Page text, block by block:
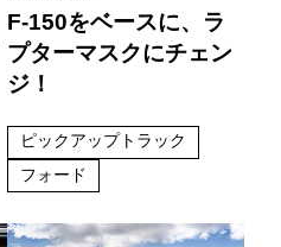
F-150をベースに、ラ
プターマスクにチェン
ジ！
ピックアップトラック
フォード